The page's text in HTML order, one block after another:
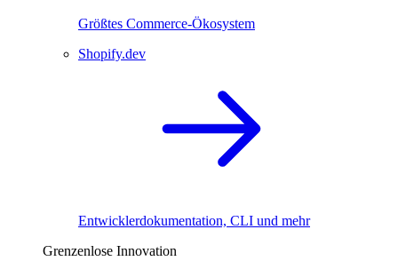
Größtes Commerce-Ökosystem
Shopify.dev
Entwicklerdokumentation, CLI und mehr
Grenzenlose Innovation